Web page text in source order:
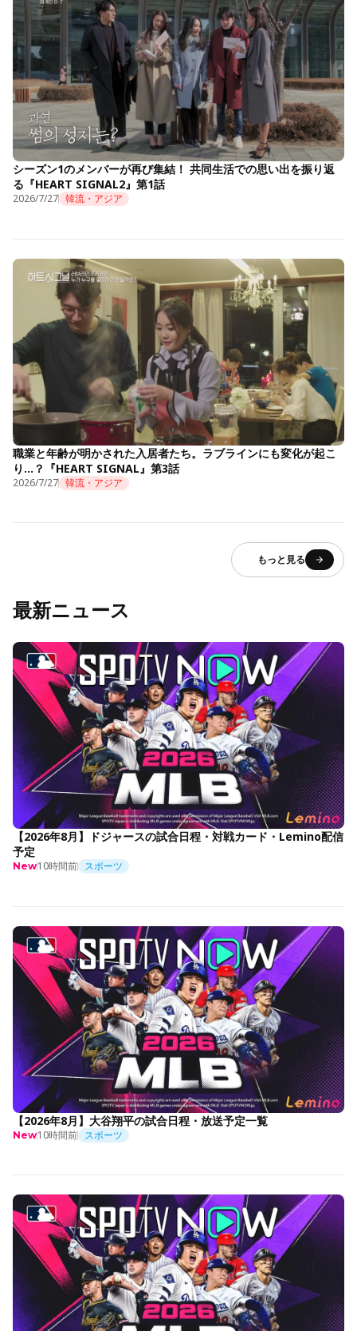
シーズン1のメンバーが再び集結！ 共同生活での思い出を振り返
る『HEART SIGNAL2』第1話
2026/7/27 韓流・アジア
職業と年齢が明かされた入居者たち。ラブラインにも変化が起こ
り…？『HEART SIGNAL』第3話
2026/7/27 韓流・アジア
もっと見る
最新ニュース
【2026年8月】ドジャースの試合日程・対戦カード・Lemino配信
予定
New10時間前 スポーツ
【2026年8月】大谷翔平の試合日程・放送予定一覧
New10時間前 スポーツ